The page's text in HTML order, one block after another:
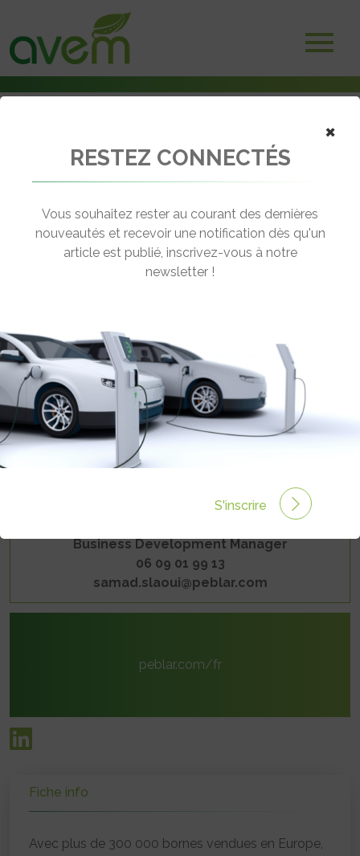
Bornes et systèmes de recharge
105 Avenir Raymond Poincaré
Business Development Manager
06 09 01 99 13
samad.slaoui@peblar.com
peblar.com/fr
Fiche info
Avec plus de 300 000 bornes vendues en Europe,
×
RESTEZ CONNECTÉS
Vous souhaitez rester au courant des dernières
nouveautés et recevoir une notification dès qu'un
article est publié, inscrivez-vous à notre
newsletter !
S'inscrire